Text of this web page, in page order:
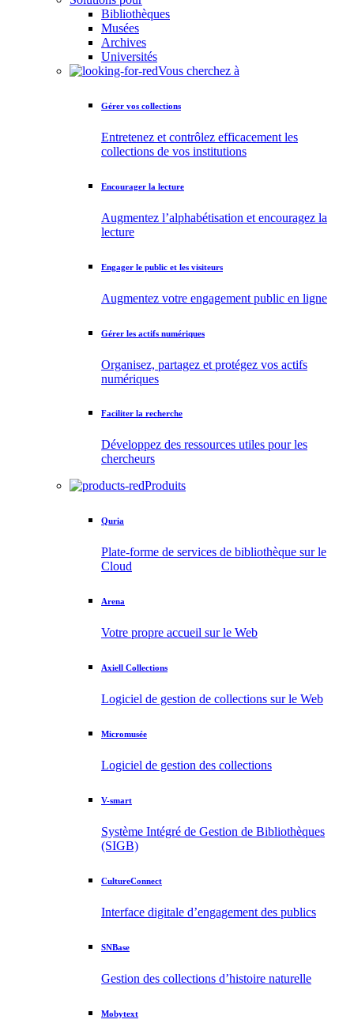
Bibliothèques
Musées
Archives
Universités
Vous cherchez à
Gérer vos collections
Entretenez et contrôlez efficacement les
collections de vos institutions
Encourager la lecture
Augmentez l’alphabétisation et encouragez la
lecture
Engager le public et les visiteurs
Augmentez votre engagement public en ligne
Gérer les actifs numériques
Organisez, partagez et protégez vos actifs
numériques
Faciliter la recherche
Développez des ressources utiles pour les
chercheurs
Produits
Quria
Plate-forme de services de bibliothèque sur le
Cloud
Arena
Votre propre accueil sur le Web
Axiell Collections
Logiciel de gestion de collections sur le Web
Micromusée
Logiciel de gestion des collections
V-smart
Système Intégré de Gestion de Bibliothèques
(SIGB)
CultureConnect
Interface digitale d’engagement des publics
SNBase
Gestion des collections d’histoire naturelle
Mobytext